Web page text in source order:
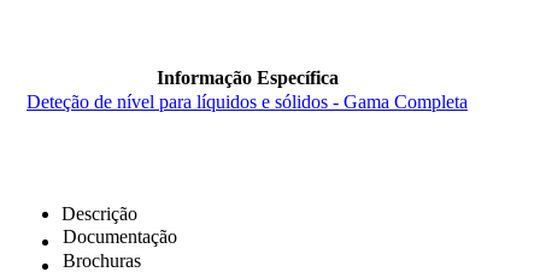
Informação Específica
Deteção de nível para líquidos e sólidos - Gama Completa
Descrição
Documentação
Brochuras